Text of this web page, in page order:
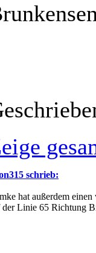
schrieb:
hat außerdem
der Linie 65 Richtung